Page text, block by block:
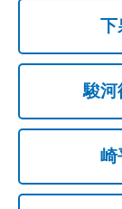
下
駿河
崎